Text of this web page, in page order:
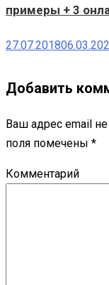
примеры + 3
27.07.2018
Добавить
Ваш адрес email
поля помечены *
Комментарий